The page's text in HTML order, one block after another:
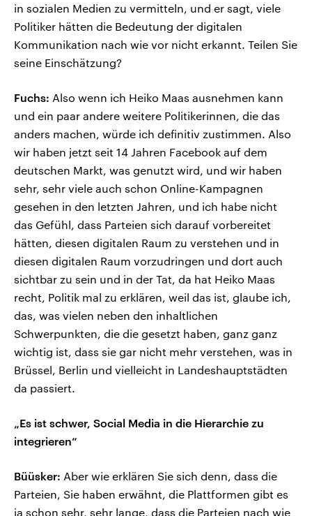
in sozialen Medien zu vermitteln, und er sagt, viele
Politiker hätten die Bedeutung der digitalen
Kommunikation nach wie vor nicht erkannt. Teilen Sie
seine Einschätzung?
Fuchs: Also wenn ich Heiko Maas ausnehmen kann
und ein paar andere weitere Politikerinnen, die das
anders machen, würde ich definitiv zustimmen. Also
wir haben jetzt seit 14 Jahren Facebook auf dem
deutschen Markt, was genutzt wird, und wir haben
sehr, sehr viele auch schon Online-Kampagnen
gesehen in den letzten Jahren, und ich habe nicht
das Gefühl, dass Parteien sich darauf vorbereitet
hätten, diesen digitalen Raum zu verstehen und in
diesen digitalen Raum vorzudringen und dort auch
sichtbar zu sein und in der Tat, da hat Heiko Maas
recht, Politik mal zu erklären, weil das ist, glaube ich,
das, was vielen neben den inhaltlichen
Schwerpunkten, die die gesetzt haben, ganz ganz
wichtig ist, dass sie gar nicht mehr verstehen, was in
Brüssel, Berlin und vielleicht in Landeshauptstädten
da passiert.
„Es ist schwer, Social Media in die Hierarchie zu
integrieren“
Büüsker: Aber wie erklären Sie sich denn, dass die
Parteien, Sie haben erwähnt, die Plattformen gibt es
ja schon sehr, sehr lange, dass die Parteien nach wie